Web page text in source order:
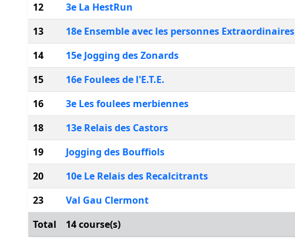
12 3e La HestRun
13 18e Ensemble avec les personnes Extraordinaires
14
15e Jogging des Zonards
15 16e Foulees de l'E.T.E.
16
3e Les foulees merbiennes
18
13e Relais des Castors
19 Jogging des Bouffiols
20
10e Le Relais des Recalcitrants
23 Val Gau Clermont
Total 14 course(s)